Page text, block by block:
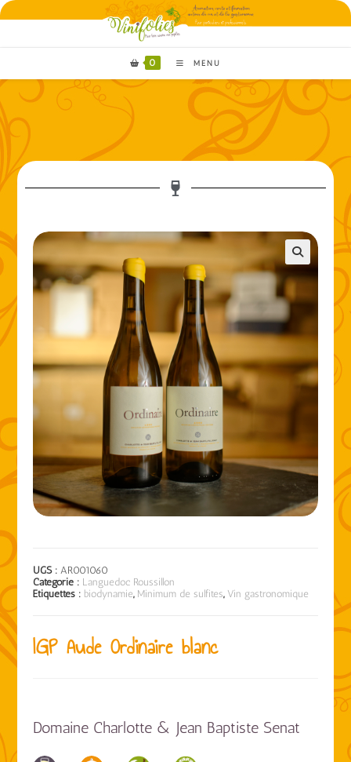
0 MENU
UGS : AR001060
Catégorie : Languedoc Roussillon
Étiquettes : biodynamie, Minimum de sulfites, Vin gastronomique
IGP Aude Ordinaire blanc
Domaine Charlotte & Jean Baptiste Senat